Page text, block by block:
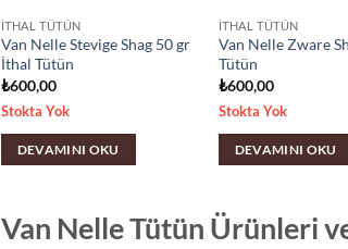
İTHAL TÜTÜN
Van Nelle Stevige Shag 50 gr
İthal Tütün
₺600,00
Stokta Yok
DEVAMINI OKU
İTHAL TÜTÜN
Van Nelle Zware
Tütün
₺600,00
Stokta Yok
DEVAMINI OKU
Van Nelle Tütün Ürünleri